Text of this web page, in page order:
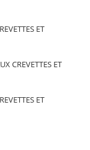
ET
CREVETTES ET
ET